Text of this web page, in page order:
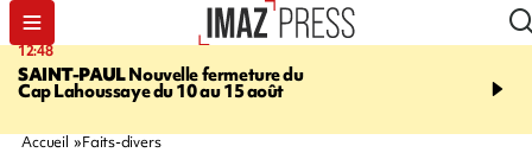
12:48
SAINT-PAULNouvelle fermeture du
Cap Lahoussaye du 10 au 15 août
14:23
massif de migrants, la
Accueil Faits-divers